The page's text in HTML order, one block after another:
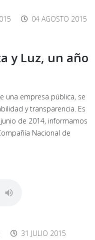
04 AGOSTO 2015
y Luz, un año
una empresa pública, se
y transparencia. Es
de 2014, informamos
Nacional de
31 JULIO 2015